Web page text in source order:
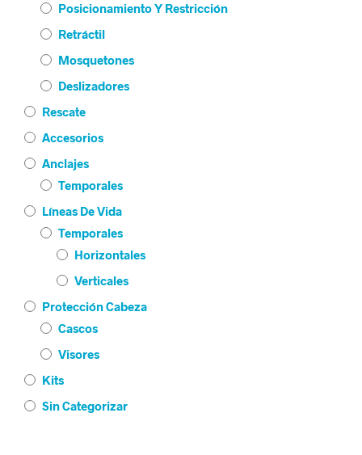
Posicionamiento Y Restricción
Retráctil
Mosquetones
Deslizadores
Rescate
Accesorios
Anclajes
Temporales
Líneas De Vida
Temporales
Horizontales
Verticales
Protección Cabeza
Cascos
Visores
Kits
Sin Categorizar